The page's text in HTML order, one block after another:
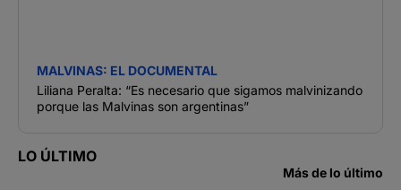
MALVINAS: EL DOCUMENTAL
Liliana Peralta: “Es necesario que sigamos malvinizando
porque las Malvinas son argentinas”
LO ÚLTIMO
Más de lo último